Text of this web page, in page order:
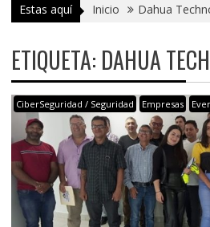
Estas aquí Inicio Dahua
ETIQUETA: DAHUA
CiberSeguridad / Seguridad Empresas